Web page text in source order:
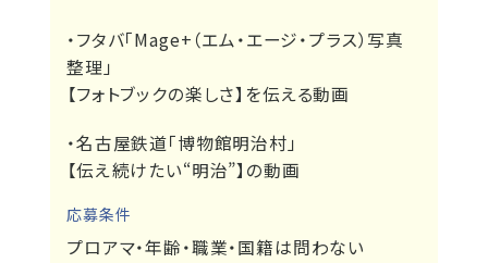
・フタバ「Mage+（エム・エージ・プラス）写真
整理」
【フォトブックの楽しさ】を伝える動画
・名古屋鉄道「博物館明治村」
【伝え続けたい“明治”】の動画
応募条件
プロアマ・年齢・職業・国籍は問わない